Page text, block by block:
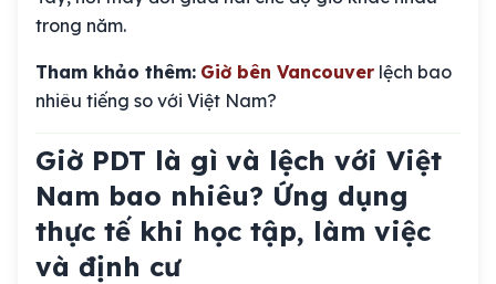
trong năm.
Tham khảo thêm: Giờ bên Vancouver lệch bao
nhiêu tiếng so với Việt Nam?
Giờ PDT là gì và lệch với Việt
Nam bao nhiêu? Ứng dụng
thực tế khi học tập, làm việc
và định cư